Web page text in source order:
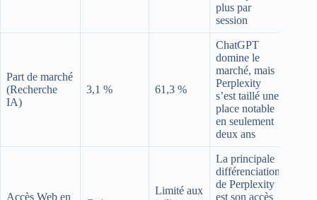
plus par
session
Part de marché
(Recherche
IA)
3,1 % 61,3 %
ChatGPT
domine le
marché, mais
Perplexity
s’est taillé une
place notable
en seulement
deux ans
Accès Web en
Limité aux
La principale
différenciation
de Perplexity
est son accès